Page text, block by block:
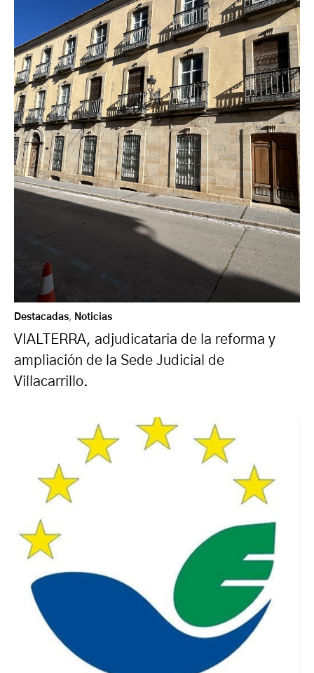
Destacadas, Noticias
VIALTERRA, adjudicataria de la reforma y
ampliación de la Sede Judicial de
Villacarrillo.